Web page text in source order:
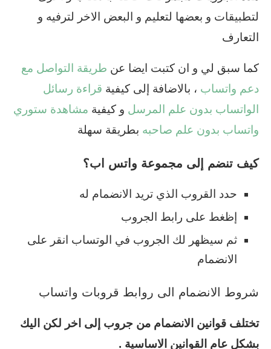
لتطبيقات و بعضها لتعليم و البعض الاخر لترفيه و
التعارف
كما سبق لي و ان كتبت ايضا عن طريقة التواصل مع
دعم واتساب ، بالاضافة إلى كيفية قراءة رسائل
الواتساب بدون علم المرسل و كيفية مشاهدة ستوري
واتساب بدون علم صاحبه بطريقة سهلة
كيف تنضم إلى مجموعة واتس اب؟
حدد القروب الذي تريد الانضمام له
إظغط على رابط الجروب
ثم سيظهر لك الجروب في الوتساب انقر على
الانضمام
شروط الانضمام الى روابط قروبات واتساب
تختلف قوانين الانضمام من جروب إلى اخر لكن اليك
بشكل عام القوانين الاساسية .